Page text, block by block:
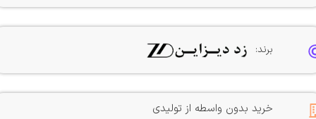
برند:
خرید بدون واسطه از تولیدی